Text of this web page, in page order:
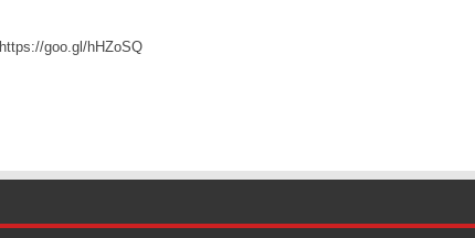
https://goo.gl/hHZoSQ